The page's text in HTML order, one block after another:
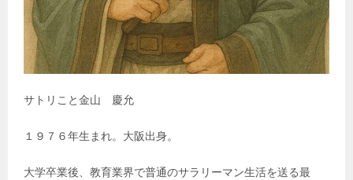
サトリこと金山 慶允
１９７６年生まれ。大阪出身。
大学卒業後、教育業界で普通のサラリーマン生活を送る最